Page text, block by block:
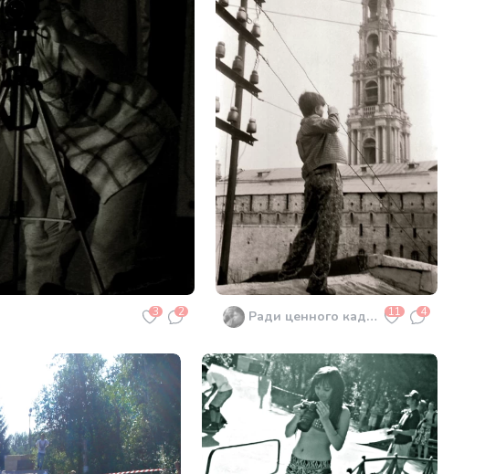
3 2 Ради ценного кадра... 11 4